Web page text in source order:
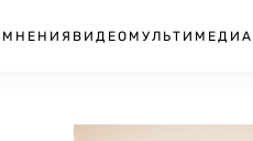
МНЕНИЯ ВИДЕО МУЛЬТИМЕДИА